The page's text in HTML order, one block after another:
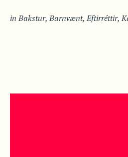
inBakstur,Barnvænt,Eftirréttir,